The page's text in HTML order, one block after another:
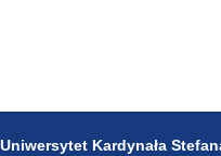
Uniwersytet Kardynała